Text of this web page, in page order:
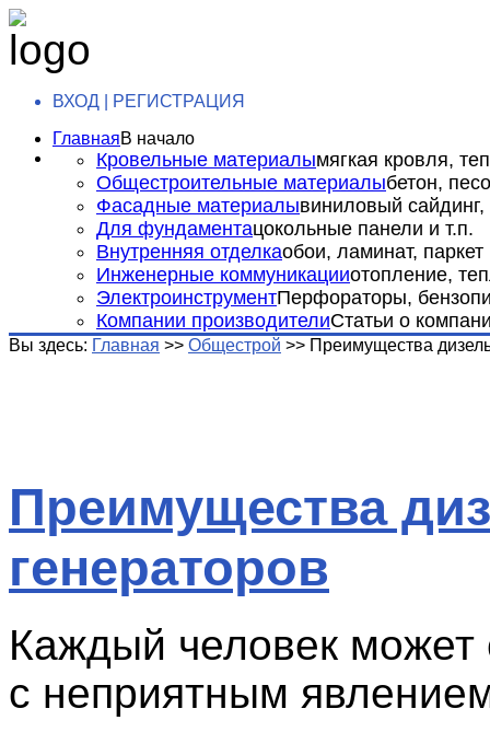
ВХОД | РЕГИСТРАЦИЯ
ГлавнаяВ начало
Кровельные материалымягкая кровля,
Общестроительные материалыбетон,
Фасадные материалывиниловый сайдинг,
Для фундаментацокольные панели и т.п.
Внутренняя отделкаобои, ламинат, паркет
Инженерные коммуникацииотопление,
ЭлектроинструментПерфораторы,
Компании производителиСтатьи о
Вы здесь: Главная >> Общестрой >> Преимущества
Преимущества
генераторов
Каждый человек может
с неприятным